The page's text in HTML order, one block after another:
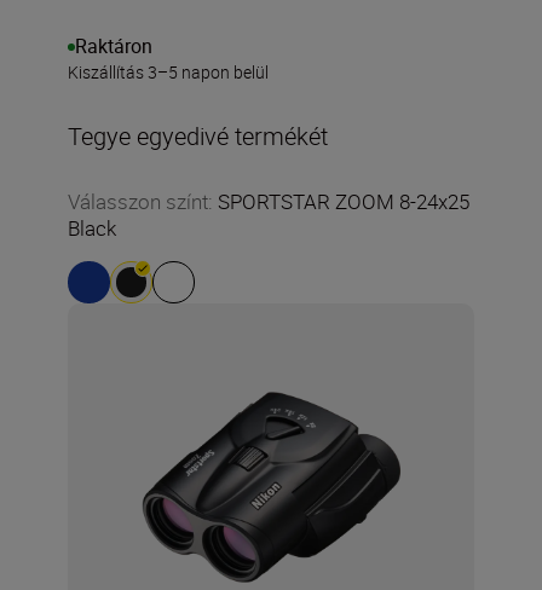
Raktáron
Kiszállítás 3–5 napon belül
Tegye egyedivé termékét
Válasszon színt: SPORTSTAR ZOOM 8-24x25
Black